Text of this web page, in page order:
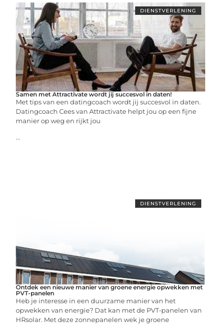
DIENSTVERLENING
Samen met Attractivate wordt jij succesvol in daten!
Met tips van een datingcoach wordt jij succesvol in daten.
Datingcoach Cees van Attractivate helpt jou op een fijne
manier op weg en rijkt jou
...
DIENSTVERLENING
Ontdek een nieuwe manier van groene energie opwekken met
PVT-panelen
Heb je interesse in een duurzame manier van het
opwekken van energie? Dat kan met de PVT-panelen van
HRsolar. Met deze zonnepanelen wek je groene